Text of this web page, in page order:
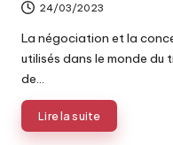
24/03/2023
La négociation et la
utilisés dans le monde du
de…
Lire la suite